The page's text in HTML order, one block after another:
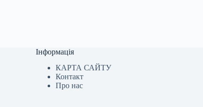
Інформація
КАРТА САЙТУ
Контакт
Про нас